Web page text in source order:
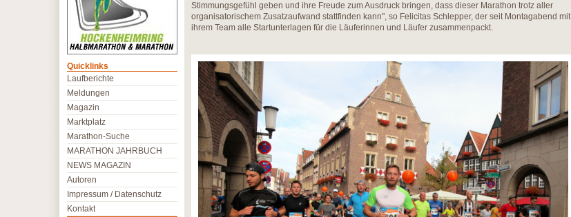
Stimmungsgefühl geben und ihre Freude zum Ausdruck bringen, dass dieser Marathon trotz aller
organisatorischem Zusatzaufwand stattfinden kann", so Felicitas Schlepper, der seit Montagabend mit
ihrem Team alle Startunterlagen für die Läuferinnen und Läufer zusammenpackt.
Quicklinks
Laufberichte
Meldungen
Magazin
Marktplatz
Marathon-Suche
MARATHON JAHRBUCH
NEWS MAGAZIN
Autoren
Impressum / Datenschutz
Kontakt